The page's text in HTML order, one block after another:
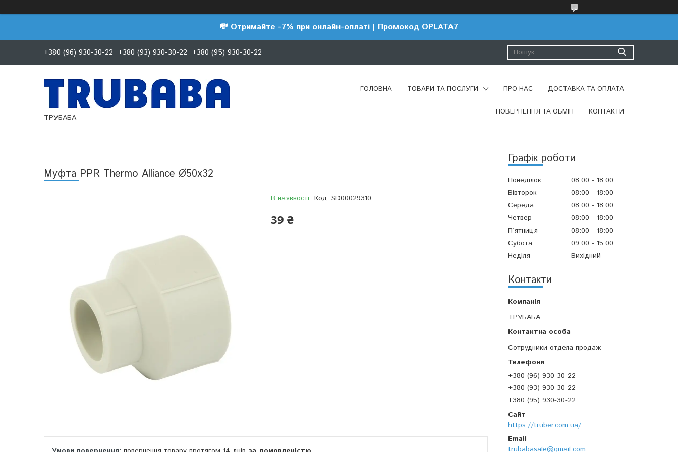
💸 Отримайте -7% при онлайн-оплаті | Промокод OPLATA7
+380 (96) 930-30-22 +380 (93) 930-30-22 +380 (95) 930-30-22
ТРУБАБА
ГОЛОВНА ТОВАРИ ТА ПОСЛУГИ ПРО НАС ДОСТАВКА ТА ОПЛАТА
ПОВЕРНЕННЯ ТА ОБМІН КОНТАКТИ
Графік роботи
Понеділок 08:00
18:00
Вівторок
08:00
18:00
Середа
08:00
18:00
Четвер
08:00
18:00
Пʼятниця
08:00
18:00
Субота
09:00
15:00
Неділя
Вихідний
Контакти
ТРУБАБА
Сотрудники отдела продаж
+380 (96) 930-30-22
+380 (93) 930-30-22
+380 (95) 930-30-22
https://truber.com.ua/
trubabasale@gmail.com
Муфта PPR Thermo Alliance Ø50х32
В наявності Код: SD00029310
39 ₴